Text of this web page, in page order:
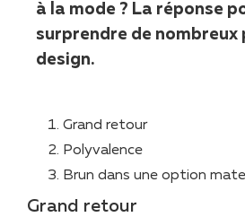
à la mode ? La réponse
surprendre de nombreux
design.
Grand retour
Polyvalence
Brun dans une option mate
Grand retour